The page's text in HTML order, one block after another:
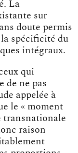
La
sur
doute permis
spécificité du
intégraux.
qui
de ne pas
appelée à
le « moment
transnationale
raison